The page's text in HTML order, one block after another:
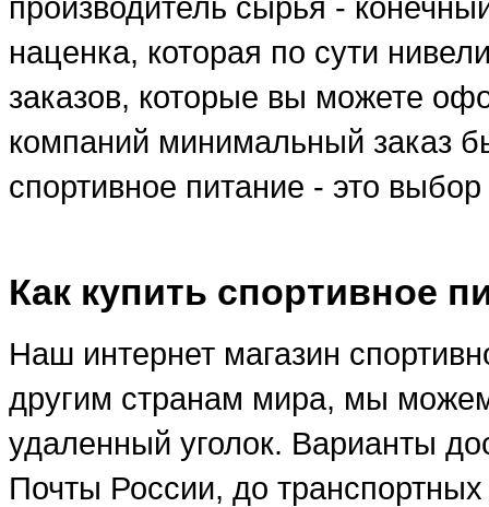
наценка, которая по сути
заказов, которые вы можете
компаний минимальный заказ
спортивное питание - это
Как купить спортивное
Наш интернет магазин
другим странам мира, мы
удаленный уголок. Варианты
Почты России, до